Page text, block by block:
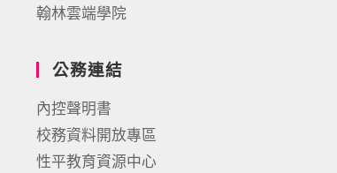
翰林雲端學院
公務連結
內控聲明書
校務資料開放專區
性平教育資源中心